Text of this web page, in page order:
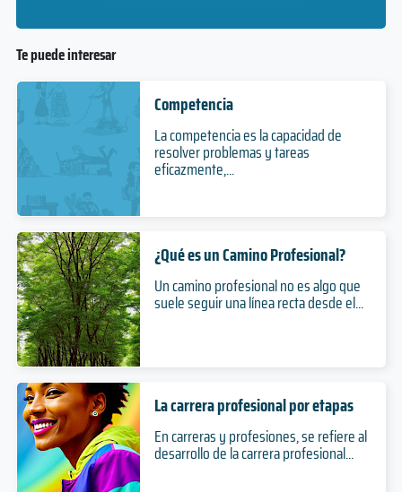
Te puede interesar
Competencia
La competencia es la capacidad de
resolver problemas y tareas
eficazmente,...
¿Qué es un Camino Profesional?
Un camino profesional no es algo que
suele seguir una línea recta desde el...
La carrera profesional por etapas
En carreras y profesiones, se refiere al
desarrollo de la carrera profesional...